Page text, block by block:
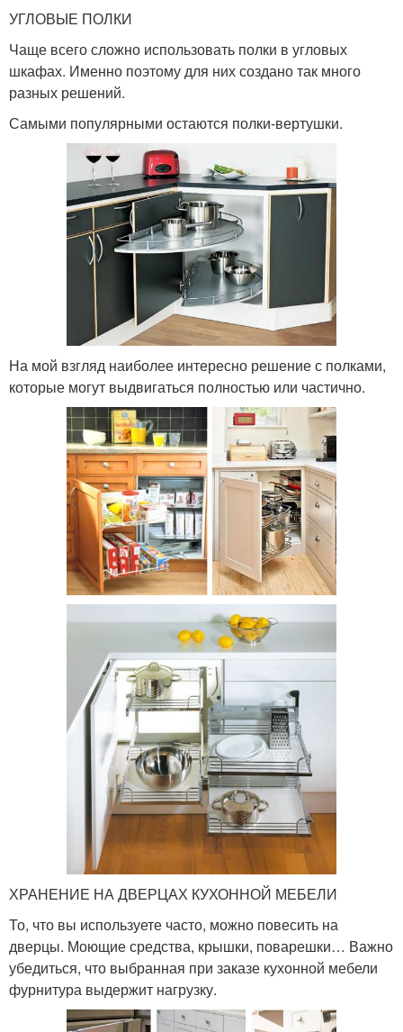
УГЛОВЫЕ ПОЛКИ
Чаще всего сложно использовать полки в угловых
шкафах. Именно поэтому для них создано так много
разных решений.
Самыми популярными остаются полки-вертушки.
На мой взгляд наиболее интересно решение с полками,
которые могут выдвигаться полностью или частично.
ХРАНЕНИЕ НА ДВЕРЦАХ КУХОННОЙ МЕБЕЛИ
То, что вы используете часто, можно повесить на
дверцы. Моющие средства, крышки, поварешки… Важно
убедиться, что выбранная при заказе кухонной мебели
фурнитура выдержит нагрузку.